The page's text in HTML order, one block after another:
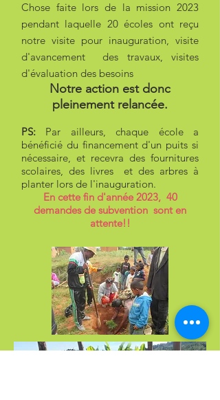
Chose faite lors de la mission 2023
pendant laquelle 20 écoles ont reçu
notre visite pour inauguration, visite
d'avancement des travaux, visites
d'évaluation des besoins
Notre action est donc
pleinement relancée.
PS: Par ailleurs, chaque école a
bénéficié du financement d'un puits si
nécessaire, et recevra des fournitures
scolaires, des livres et des arbres à
planter lors de l'inauguration.
En cette fin d'année 2023, 40
demandes de subvention sont en
attente!!